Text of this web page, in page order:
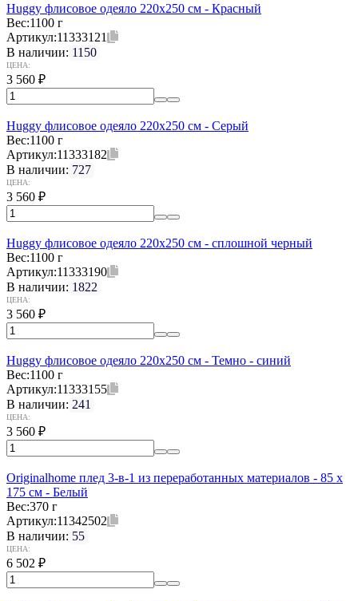
Huggy флисовое одеяло 220x250 см - Красный
Вес:1100 г
Артикул:11333121
В наличии: 1150
ЦЕНА:
3 560 ₽
Huggy флисовое одеяло 220x250 см - Серый
Вес:1100 г
Артикул:11333182
В наличии: 727
ЦЕНА:
3 560 ₽
Huggy флисовое одеяло 220x250 см - сплошной черный
Вес:1100 г
Артикул:11333190
В наличии: 1822
ЦЕНА:
3 560 ₽
Huggy флисовое одеяло 220x250 см - Темно - синий
Вес:1100 г
Артикул:11333155
В наличии: 241
ЦЕНА:
3 560 ₽
Originalhome плед 3-в-1 из переработанных материалов - 85 x
175 см - Белый
Вес:370 г
Артикул:11342502
В наличии: 55
ЦЕНА:
6 502 ₽